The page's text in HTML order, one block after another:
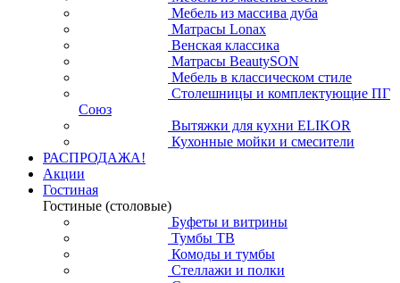
Мебель из массива дуба
Матрасы Lonax
Венская классика
Матрасы BeautySON
Мебель в классическом стиле
Столешницы и комплектующие ПГ
Союз
Вытяжки для кухни ELIKOR
Кухонные мойки и смесители
РАСПРОДАЖА!
Акции
Гостиная
Гостиные (столовые)
Буфеты и витрины
Тумбы ТВ
Комоды и тумбы
Стеллажи и полки